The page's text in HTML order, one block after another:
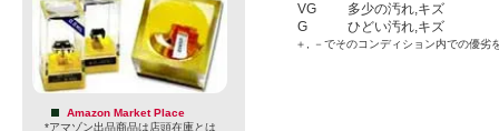
Amazon Market Place
*アマゾン出品商品は店頭在庫とは
VG
多少の汚れ,キズ
G
ひどい汚れ,キズ
＋, －でそのコンディション内での優劣